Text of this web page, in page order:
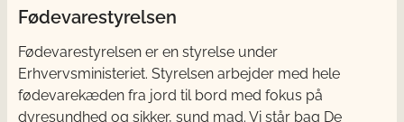
Fødevarestyrelsen
Fødevarestyrelsen er en styrelse under
Erhvervsministeriet. Styrelsen arbejder med hele
fødevarekæden fra jord til bord med fokus på
dyresundhed og sikker, sund mad. Vi står bag De